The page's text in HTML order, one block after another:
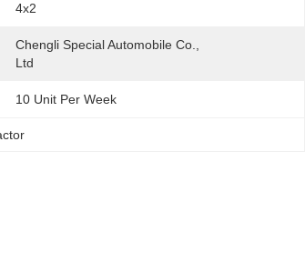
4x2
Chengli Special Automobile Co.,
Ltd
10 Unit Per Week